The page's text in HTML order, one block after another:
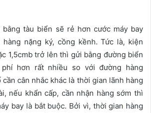
bằng tàu biển sẽ rẻ hơn cước máy bay
nặng ký, cồng kềnh. Tức là, kiện
1,5cmb trở lên thì gửi bằng đường biển
hơn rất nhiều so với đường hàng
cân nhắc khác là thời gian lãnh hàng
nếu khẩn cấp, cần nhận hàng sớm thì
bay là bắt buộc. Bởi vì, thời gian hàng